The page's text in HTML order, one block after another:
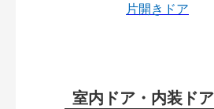
片開きドア
室内ドア・内装ド